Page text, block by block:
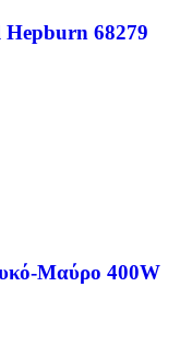
Hepburn 68279
Μαύρο 400W